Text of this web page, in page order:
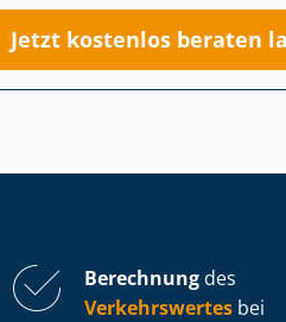
Jetzt kostenlos beraten
Berechnung des
Verkehrswertes bei